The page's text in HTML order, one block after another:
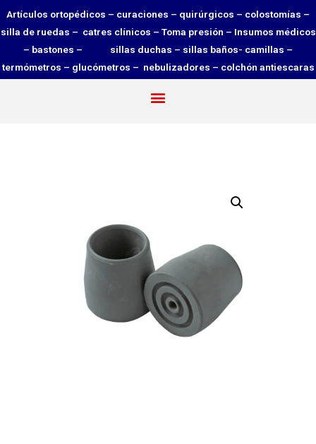
Artículos ortopédicos – curaciones – quirúrgicos – colostomías –
silla de ruedas – catres clínicos – Toma presión – Insumos médicos
– bastones – sillas duchas – sillas baños- camillas –
termómetros – glucómetros – nebulizadores – colchón antiescaras